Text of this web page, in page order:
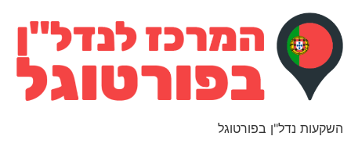
השקעות נדל"ן בפורטוגל